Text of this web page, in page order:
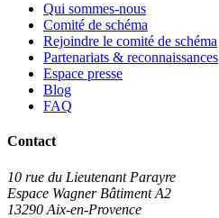
Qui sommes-nous
Comité de schéma
Rejoindre le comité de schéma
Partenariats & reconnaissances
Espace presse
Blog
FAQ
Contact
10 rue du Lieutenant Parayre
Espace Wagner Bâtiment A2
13290 Aix-en-Provence